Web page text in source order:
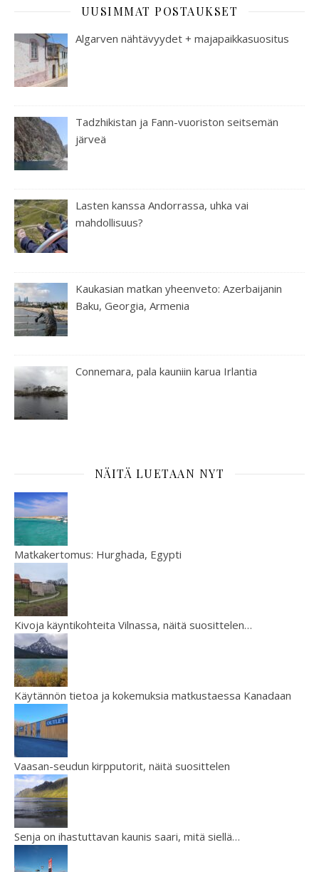
UUSIMMAT POSTAUKSET
Algarven nähtävyydet + majapaikkasuositus
Tadzhikistan ja Fann-vuoriston seitsemän
järveä
Lasten kanssa Andorrassa, uhka vai
mahdollisuus?
Kaukasian matkan yheenveto: Azerbaijanin
Baku, Georgia, Armenia
Connemara, pala kauniin karua Irlantia
NÄITÄ LUETAAN NYT
Matkakertomus: Hurghada, Egypti
Kivoja käyntikohteita Vilnassa, näitä suosittelen…
Käytännön tietoa ja kokemuksia matkustaessa Kanadaan
Vaasan-seudun kirpputorit, näitä suosittelen
Senja on ihastuttavan kaunis saari, mitä siellä…